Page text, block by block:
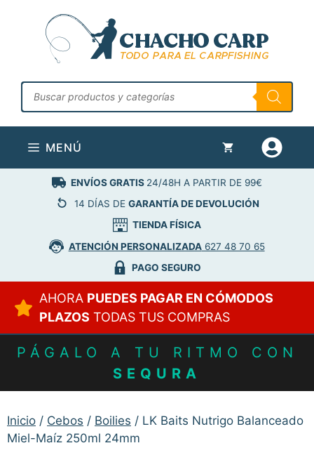
contenido
Búsqueda
de
productos
MENÚ
ENVÍOS GRATIS 24/48H A PARTIR DE 99€
14 DÍAS DE GARANTÍA DE DEVOLUCIÓN
TIENDA FÍSICA
ATENCIÓN PERSONALIZADA627 48 70 65
PAGO SEGURO
AHORA PUEDES PAGAR EN CÓMODOS
PLAZOS TODAS TUS COMPRAS
PÁGALO A TU RITMO CON
SEQURA
Inicio / Cebos / Boilies / LK Baits Nutrigo Balanceado
Miel-Maíz 250ml 24mm